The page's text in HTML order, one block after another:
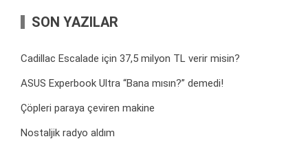
SON YAZILAR
Cadillac Escalade için 37,5 milyon TL verir misin?
ASUS Experbook Ultra “Bana mısın?” demedi!
Çöpleri paraya çeviren makine
Nostaljik radyo aldım